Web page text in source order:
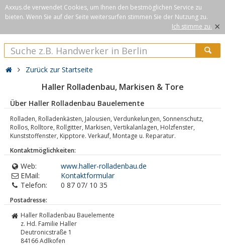
Axxus.de verwendet Cookies, um Ihnen den bestmöglichen Service zu
bieten. Wenn Sie auf der Seite weitersurfen stimmen Sie der Nutzung zu.
Ich stimme zu. ×
Zurück zur Startseite
Haller Rolladenbau, Markisen & Tore
Über Haller Rolladenbau Bauelemente
Rolladen, Rolladenkästen, Jalousien, Verdunkelungen, Sonnenschutz,
Rollos, Rolltore, Rollgitter, Markisen, Vertikalanlagen, Holzfenster,
Kunststoffenster, Kipptore. Verkauf, Montage u. Reparatur.
Kontaktmöglichkeiten:
Web:
www.haller-rolladenbau.de
EMail:
Kontaktformular
Telefon:
0 87 07/ 10 35
Postadresse:
Haller Rolladenbau Bauelemente
z. Hd. Familie Haller
Deutronicstraße 1
84166Adlkofen